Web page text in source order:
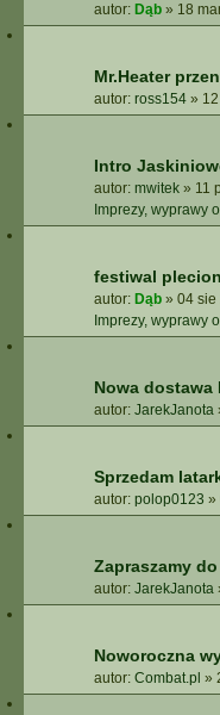
autor: Dąb » 18
Mr.Heater
autor: ross154 »
Intro
autor: mwitek » 11
Imprezy, wyprawy
festiwal
autor: Dąb » 04 sie
Imprezy, wyprawy
Nowa dostawa
autor: JarekJanota
Sprzedam
autor: polop0123 »
Zapraszamy
autor: JarekJanota
Noworoczna
autor: Combat.pl »